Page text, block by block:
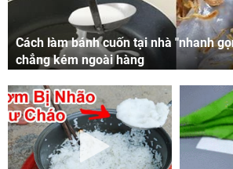
Cách làm bánh cuốn tại nhà "nhanh
chẳng kém ngoài hàng